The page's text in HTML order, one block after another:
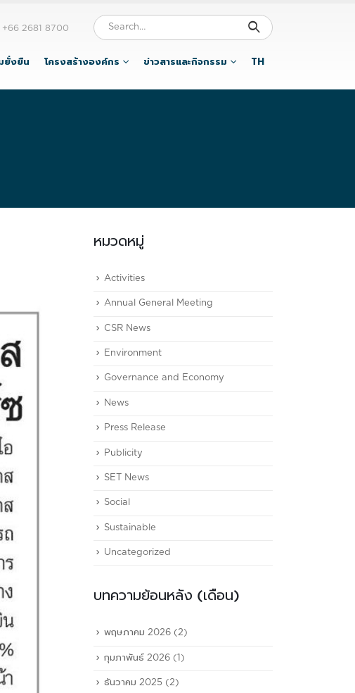
+66 2681 8700
ยั่งยืน โครงสร้างองค์กร ข่าวสารและกิจกรรม TH
หมวดหมู่
Activities
Annual General Meeting
CSR News
Environment
Governance and Economy
News
Press Release
Publicity
SET News
Social
Sustainable
Uncategorized
บทความย้อนหลัง (เดือน)
พฤษภาคม 2026 (2)
กุมภาพันธ์ 2026 (1)
ธันวาคม 2025 (2)